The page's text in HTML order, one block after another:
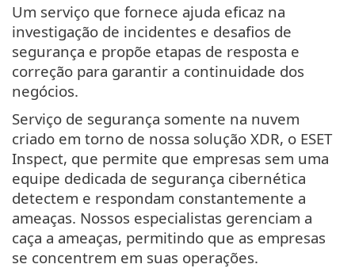
Um serviço que fornece ajuda eficaz na
investigação de incidentes e desafios de
segurança e propõe etapas de resposta e
correção para garantir a continuidade dos
negócios.
Serviço de segurança somente na nuvem
criado em torno de nossa solução XDR, o ESET
Inspect, que permite que empresas sem uma
equipe dedicada de segurança cibernética
detectem e respondam constantemente a
ameaças. Nossos especialistas gerenciam a
caça a ameaças, permitindo que as empresas
se concentrem em suas operações.